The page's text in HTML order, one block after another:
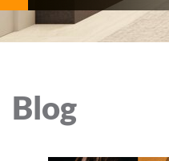
Blog